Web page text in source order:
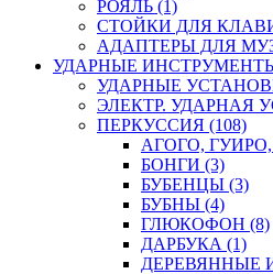
РОЯЛЬ (1)
СТОЙКИ ДЛЯ
АДАПТЕРЫ ДЛЯ
УДАРНЫЕ ИНСТРУМЕНТЫ
УДАРНЫЕ
ЭЛЕКТР. УДАРНАЯ
ПЕРКУССИЯ (108)
АГОГО,
БОНГИ (3)
БУБЕНЦЫ (3)
БУБНЫ (4)
ГЛЮКОФОН (8)
ДАРБУКА (1)
ДЕРЕВЯННЫЕ